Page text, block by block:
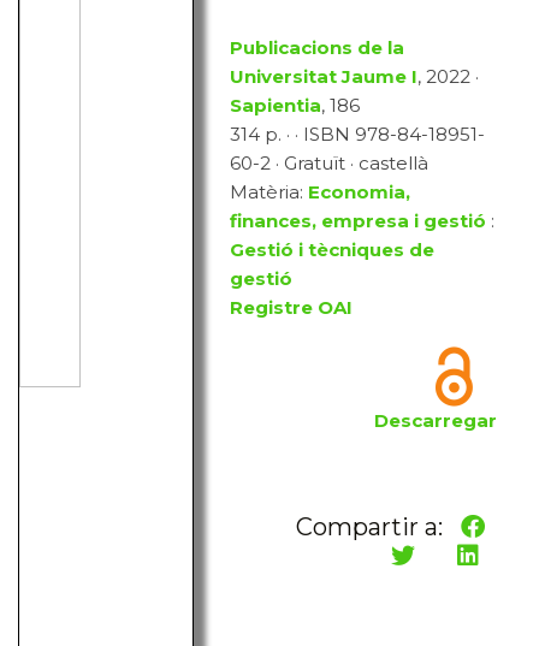
Publicacions de la
Universitat Jaume I, 2022 ·
Sapientia, 186
314 p. · · ISBN 978-84-18951-
60-2 · Gratuït · castellà
Matèria: Economia,
finances, empresa i gestió :
Gestió i tècniques de
gestió
Registre OAI
Descarregar
Compartir a: